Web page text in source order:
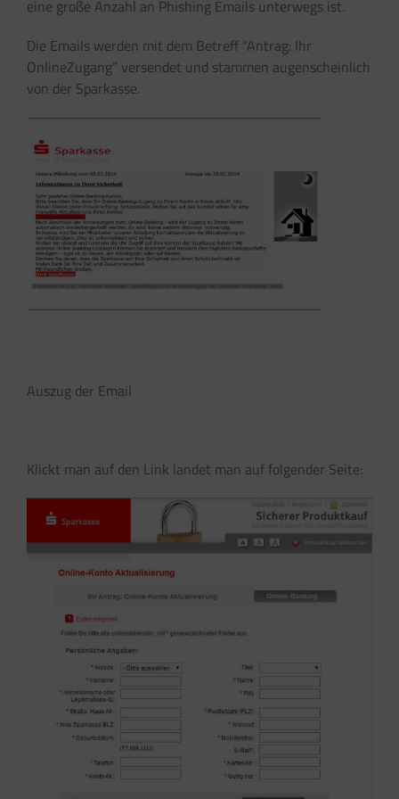
eine große Anzahl an Phishing Emails unterwegs ist.
Die Emails werden mit dem Betreff “Antrag: Ihr
OnlineZugang” versendet und stammen augenscheinlich
von der Sparkasse.
Auszug der Email
Klickt man auf den Link landet man auf folgender Seite: